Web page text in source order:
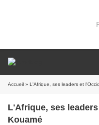
Accueil » L'Afrique, ses leaders et
L'Afrique, ses
Kouamé